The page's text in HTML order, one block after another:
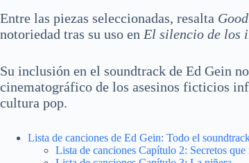
Entre las piezas seleccionadas, resalta
notoriedad tras su uso en El silencio de los
Su inclusión en el soundtrack de Ed Gein
cinematográfico de los asesinos ficticios
cultura pop.
Lista de canciones de Ed Gein: Todo el
Lista de canciones Capítulo 2: Secretos que